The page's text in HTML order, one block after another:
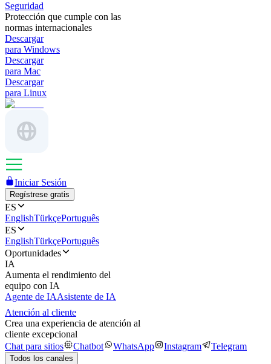
Seguridad
Protección que cumple con las
normas internacionales
Descargar
para Windows
Descargar
para Mac
Descargar
para Linux
Iniciar Sesión
Regístrese gratis
ES
EnglishTürkçePortuguês
ES
EnglishTürkçePortuguês
Oportunidades
IA
Aumenta el rendimiento del
equipo con IA
Agente de IAAsistente de IA
Atención al cliente
Crea una experiencia de atención al
cliente excepcional
Chat para sitios
Chatbot WhatsApp Instagram Telegram
Todos los canales